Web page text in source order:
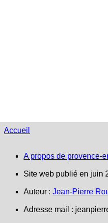
Accueil
A propos de provence-
Site web publié en juin
Auteur : Jean-Pierre
Adresse mail :